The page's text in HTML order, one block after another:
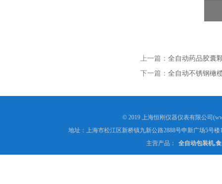
上一篇： 全自动药品胶囊
下一篇： 全自动不锈钢橄
© 2019 上海恒刚仪器仪表有限公司
地址：上海市松江区新桥镇九新公路2888号申新广场5号楼
主营产品：
全自动包装机,